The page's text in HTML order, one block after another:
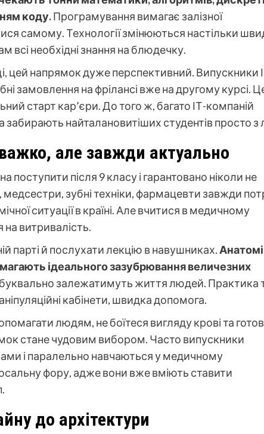
коду.Програмування вимагає залізної
самому. Технології змінюються настільки
необхідні знання на блюдечку.
цей напрямок дуже перспективний. Випускники
замовлення на фрілансі вже на другому курсі.
старт кар’єри. До того ж, багато ІТ-компаній
найталановитіших студентів просто з
але завжди актуально
після 9 класу і гарантовано ніколи не
зубні техніки, фармацевти завжди
ситуації в країні. Але вчитися в медичному
витривалість.
парті й послухати лекцію в навушниках.
ідеального зазубрювання величезних
буквально залежатимуть життя людей. Практика
кабінети, швидка допомога.
людям, не боїтеся вигляду крові та
стане чудовим вибором. Часто випускники
і паралельно навчаються у медичному
фору, адже вони вже вміють ставити
до архітектури